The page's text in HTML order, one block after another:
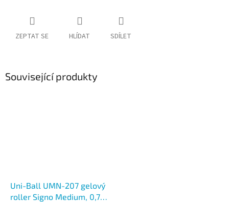
ZEPTAT SE HLÍDAT SDÍLET
Související produkty
Uni-Ball UMN-207 gelový
roller Signo Medium, 0,7